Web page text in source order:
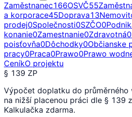
Zaměstnanec166OSVČ55
a korporace45Doprava13
prodej0Společnosti0SZČO0
konanie0Zamestnanie0Zdravotná0
poisťovňa0Dôchodky0Občianske
pracy0Praca0Prawo0Prawo
CeníkO projektu
§ 139 ZP
Výpočet doplatku do průměrného
na nižší placenou práci dle § 139
Kalkulačka zdarma.